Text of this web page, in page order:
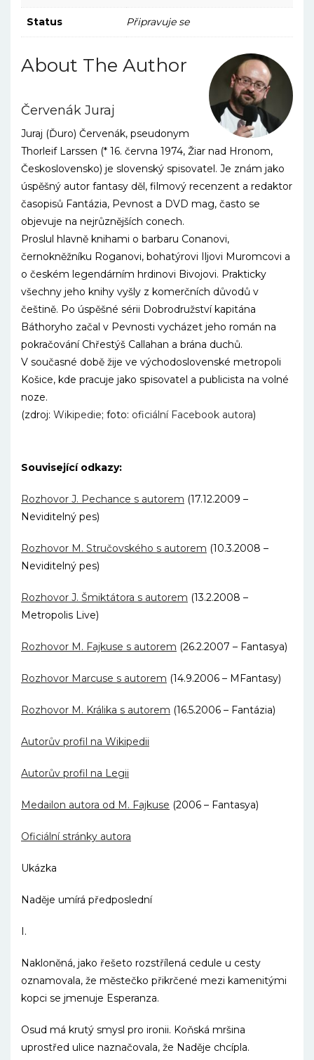
Status Připravuje se
About The Author
Červenák Juraj
Juraj (Ďuro) Červenák, pseudonym
Thorleif Larssen (* 16. června 1974, Žiar nad Hronom,
Československo) je slovenský spisovatel. Je znám jako
úspěšný autor fantasy děl, filmový recenzent a redaktor
časopisů Fantázia, Pevnost a DVD mag, často se
objevuje na nejrůznějších conech.
Proslul hlavně knihami o barbaru Conanovi,
černokněžníku Roganovi, bohatýrovi Iljovi Muromcovi a
o českém legendárním hrdinovi Bivojovi. Prakticky
všechny jeho knihy vyšly z komerčních důvodů v
češtině. Po úspěšné sérii Dobrodružství kapitána
Báthoryho začal v Pevnosti vycházet jeho román na
pokračování Chřestýš Callahan a brána duchů.
V současné době žije ve východoslovenské metropoli
Košice, kde pracuje jako spisovatel a publicista na volné
noze.
(zdroj: Wikipedie; foto: oficiální Facebook autora)
Související odkazy:
Rozhovor J. Pechance s autorem (17.12.2009 –
Neviditelný pes)
Rozhovor M. Stručovského s autorem (10.3.2008 –
Neviditelný pes)
Rozhovor J. Šmiktátora s autorem (13.2.2008 –
Metropolis Live)
Rozhovor M. Fajkuse s autorem (26.2.2007 – Fantasya)
Rozhovor Marcuse s autorem (14.9.2006 – MFantasy)
Rozhovor M. Králika s autorem (16.5.2006 – Fantázia)
Autorův profil na Wikipedii
Autorův profil na Legii
Medailon autora od M. Fajkuse (2006 – Fantasya)
Oficiální stránky autora
Ukázka
Naděje umírá předposlední
I.
Nakloněná, jako řešeto rozstřílená cedule u cesty
oznamovala, že městečko přikrčené mezi kamenitými
kopci se jmenuje Esperanza.
Osud má krutý smysl pro ironii. Koňská mršina
uprostřed ulice naznačovala, že Naděje chcípla.